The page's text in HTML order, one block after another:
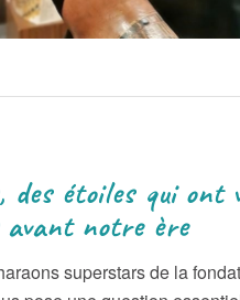
des étoiles qui ont
notre ère
superstars de la